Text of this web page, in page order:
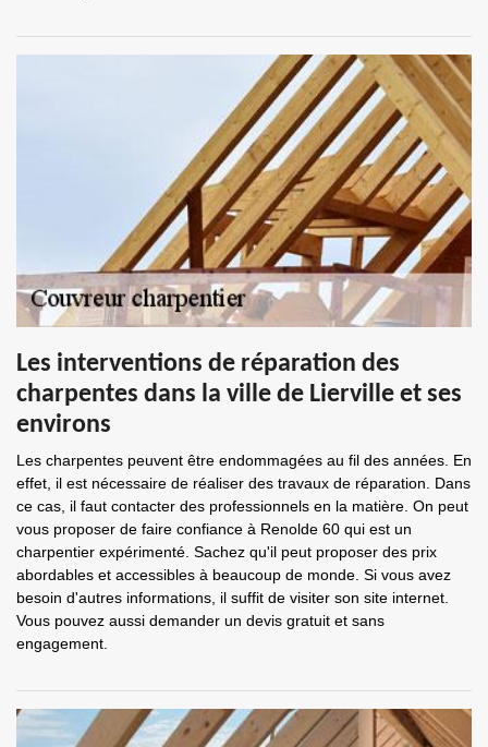
Les interventions de réparation des
charpentes dans la ville de Lierville et ses
environs
Les charpentes peuvent être endommagées au fil des années. En
effet, il est nécessaire de réaliser des travaux de réparation. Dans
ce cas, il faut contacter des professionnels en la matière. On peut
vous proposer de faire confiance à Renolde 60 qui est un
charpentier expérimenté. Sachez qu'il peut proposer des prix
abordables et accessibles à beaucoup de monde. Si vous avez
besoin d'autres informations, il suffit de visiter son site internet.
Vous pouvez aussi demander un devis gratuit et sans
engagement.